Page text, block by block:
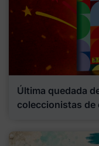
Última quedada
coleccionistas